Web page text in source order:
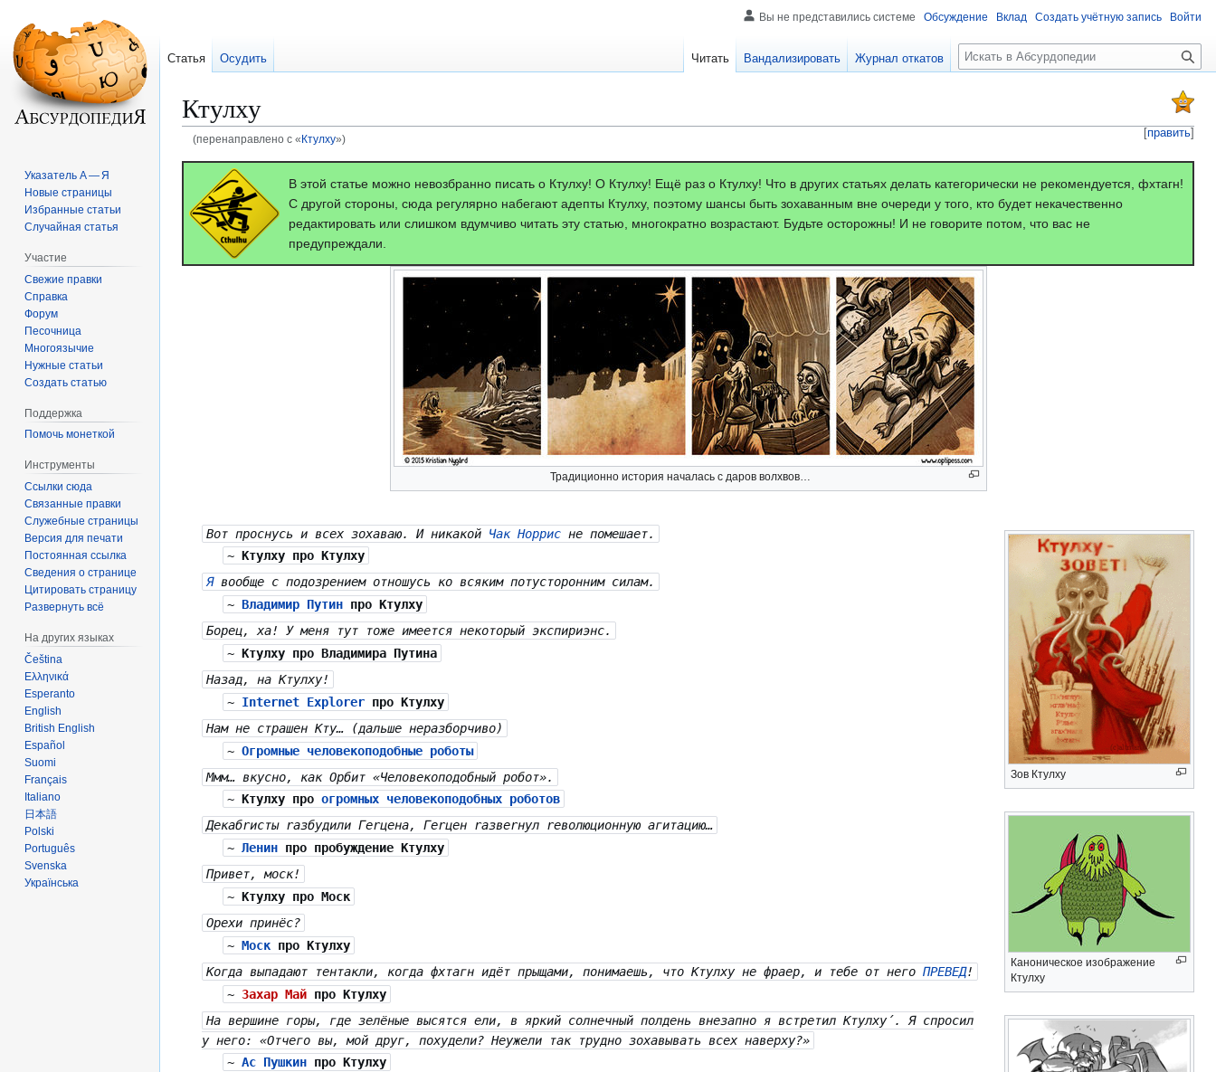
Ктулху
[править]
(перенаправлено с « Ктулxу»)
Перейти
навигации
Перейти
поиску
В этой статье можно невозбранно писать о Ктулху! О Ктулху! Ещё раз о Ктулху! Что в других статьях делать категорически не рекомендуется, фхтагн!
С другой стороны, сюда регулярно набегают адепты Ктулху, поэтому шансы быть зохаванным вне очереди у того, кто будет некачественно
редактировать или слишком вдумчиво читать эту статью, многократно возрастают. Будьте осторожны! И не говорите потом, что вас не
предупреждали.
Традиционно история началась с даров волхвов…
Зов Ктулху
Каноническое изображение
Ктулху
Вот проснусь и всех зохаваю. И никакой Чак Норрис не помешает.
~ Ктулхупро Ктулху
Явообще с подозрением отношусь ко всяким потусторонним силам.
~ Владимир Путинпро Ктулху
Борец, ха! У меня тут тоже имеется некоторый экспириэнс.
~ Ктулхупро Владимира Путина
Назад, на Ктулху!
~ Internet Explorerпро Ктулху
Нам не страшен Кту… (дальше неразборчиво)
~ Огромные человекоподобные роботы
Ммм… вкусно, как Орбит «Человекоподобный робот».
~ Ктулхупро огромных человекоподобных роботов
Декабrисты rазбудили Геrцена, Геrцен rазвеrнул rеволюционную агитацию…
~ Ленинпро пробуждение Ктулху
Привет, моск!
~ Ктулхупро Моск
Орехи принёс?
~ Москпро Ктулху
Когда выпадают тентакли, когда фхтагн идёт прыщами, понимаешь, что Ктулху не фраер, и тебе от негоПРЕВЕД!
~ Захар Майпро Ктулху
На вершине горы, где зелёные высятся ели, в яркий солнечный полдень внезапно я встретил Ктулху́. Я спросил
у него: «Отчего вы, мой друг, похудели? Неужели так трудно зохавывать всех наверху?»
~ Ас Пушкинпро Ктулху
Вы не представились системе Обсуждение Вклад Создать учётную запись Войти
Статья Осудить Читать Вандализировать Журнал откатов
П
о
к
Указатель А — Я
Новые страницы
Избранные статьи
Случайная статья
Участие
Свежие правки
Справка
Форум
Песочница
Многоязычие
Нужные статьи
Создать статью
Поддержка
Помочь монеткой
Инструменты
Ссылки сюда
Связанные правки
Служебные страницы
Версия для печати
Постоянная ссылка
Сведения о странице
Цитировать страницу
Развернуть всё
На других языках
Čeština
Ελληνικά
Esperanto
English
British English
Español
Suomi
Français
Italiano
日本語
Polski
Português
Svenska
Українська